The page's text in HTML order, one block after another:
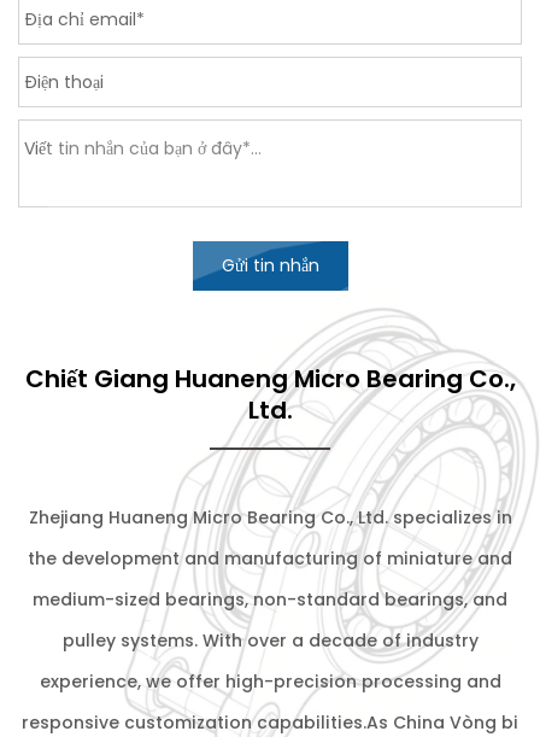
Gửi tin nhắn
Chiết Giang Huaneng Micro Bearing Co.,
Ltd.
Zhejiang Huaneng Micro Bearing Co., Ltd. specializes in
the development and manufacturing of miniature and
medium-sized bearings, non-standard bearings, and
pulley systems. With over a decade of industry
experience, we offer high-precision processing and
responsive customization capabilities.As China Vòng bi